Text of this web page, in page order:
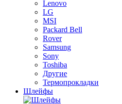
Lenovo
LG
MSI
Packard Bell
Rover
Samsung
Sony
Toshiba
Другие
Термопрокладки
Шлейфы